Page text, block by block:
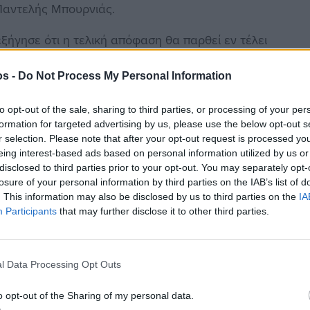
- Do Not Process My Personal Information
opt-out of the sale, sharing to third parties, or processing of your
for targeted advertising by us, please use the below opt-out
selection. Please note that after your opt-out request is processed
interest-based ads based on personal information utilized by us
to third parties prior to your opt-out. You may separately
of your personal information by third parties on the IAB’s list of
This information may also be disclosed by us to third parties on the
Participants that may further disclose it to other third parties.
Data Processing Opt Outs
opt-out of the Sharing of my personal data.
Μπουρνιάς.
ότι η τελική απόφαση θα παρθεί εν τέλει
ή θα απορρίψει το αίτημα.
της επέκτασης και αναβάθμισης του
του ότι η αναβάθμιση του αεροδρομίου θα
ενώ το έργο της επέκτασης μέχρι τα τέλη του
οφείλεται κατά κύριο λόγο στο θέμα των
η περιφέρεια επέλεξε παρά τη θετική εισήγηση
χώμα που χρειάζεται να ρίξουμε»
μετώπου»